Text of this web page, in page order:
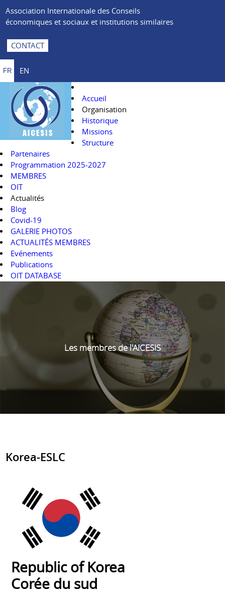
Association Internationale des Conseils
économiques et sociaux et institutions similaires
CONTACT
FR EN
Accueil
Organisation
Historique
Missions
Structure
Partenaires
Programmation 2025-2027
MEMBRES
OIT
Actualités
Blog
Covid-19
GALERIE PHOTOS
ACTUALITÉS MEMBRES
Evénements
Publications
OIT DATABASE
Les membres de l'AICESIS
Korea-ESLC
Republic of Korea
Corée du sud